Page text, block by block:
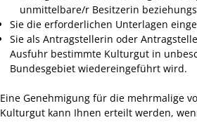
unmittelbare/r Besitzerin
Sie die erforderlichen Unterlagen
Sie als Antragstellerin oder
Ausfuhr bestimmte Kulturgut in
Bundesgebiet wiedereingeführt wird.
Eine Genehmigung für die mehrmalige
Kulturgut kann Ihnen erteilt werden,